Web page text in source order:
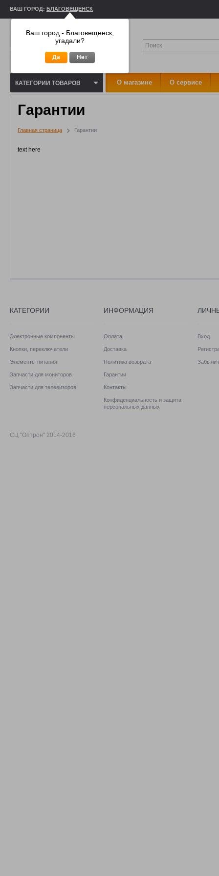
ВАШ ГОРОД: БЛАГОВЕЩЕНСК
КАТЕГОРИИ ТОВАРОВ О магазине О сервисе
Гарантии
Главная страница Гарантии
text here
КАТЕГОРИИ
Электронные компоненты
Кнопки, переключатели
Элементы питания
Запчасти для мониторов
Запчасти для телевизоров
ИНФОРМАЦИЯ
Оплата
Доставка
Политика возврата
Гарантии
Контакты
Конфиденциальность и защита
персональных данных
Вход
Забыли
СЦ "Оптрон" 2014-2016
Ваш город - Благовещенск,
угадали?
Да Нет